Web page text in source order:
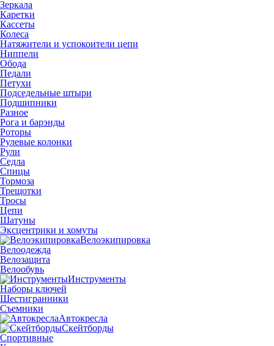
Зеркала
Каретки
Кассеты
Колеса
Натяжители и успокоители цепи
Ниппели
Обода
Педали
Петухи
Подседельные штыри
Подшипники
Разное
Рога и барэнды
Роторы
Рулевые колонки
Рули
Седла
Спицы
Тормоза
Трещотки
Тросы
Цепи
Шатуны
Эксцентрики и хомуты
Велоэкипировка
Велоодежда
Велозащита
Велообувь
Инструменты
Наборы ключей
Шестигранники
Съемники
Автокресла
Скейтборды
Спортивные